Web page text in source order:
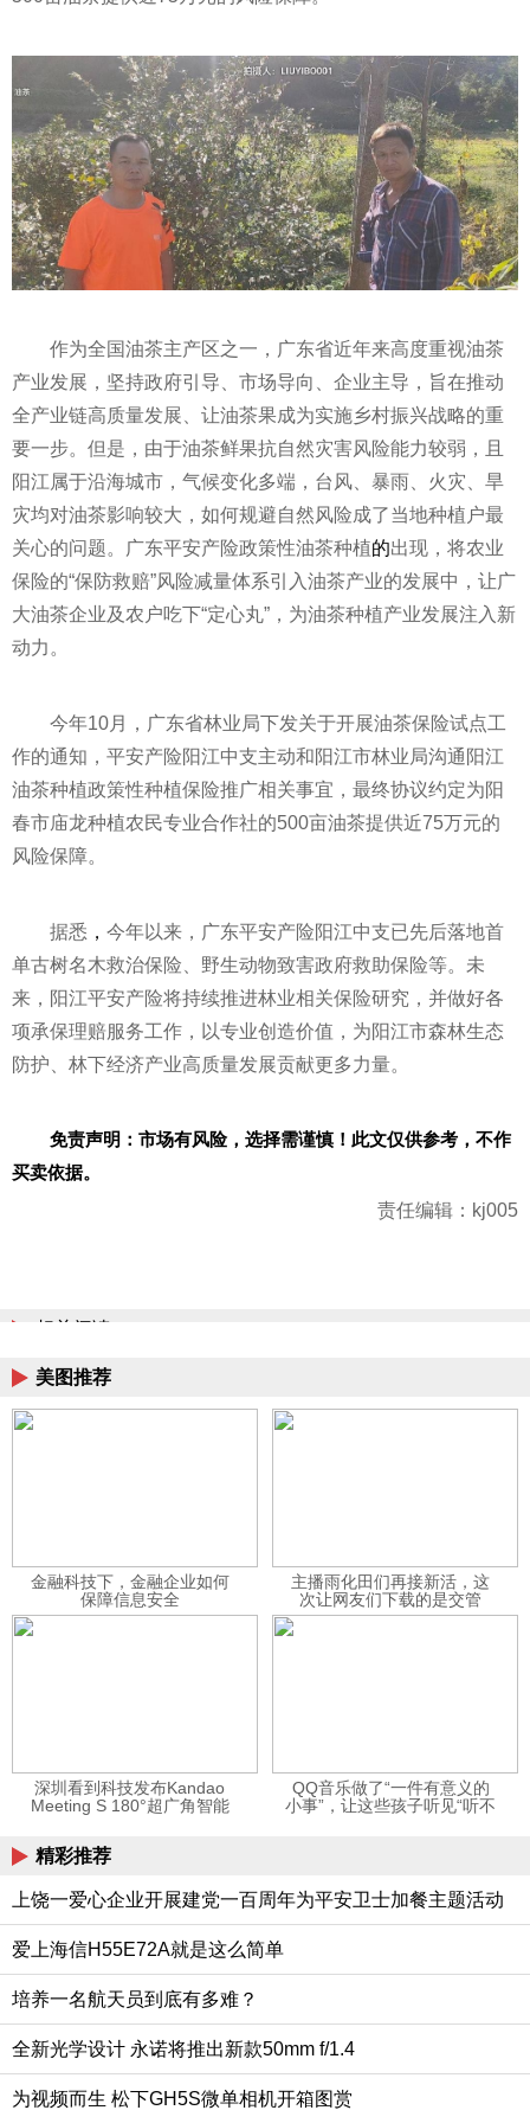
作为全国油茶主产区之一，广东省近年来高度重视油茶
产业发展，坚持政府引导、市场导向、企业主导，旨在推动
全产业链高质量发展、让油茶果成为实施乡村振兴战略的重
要一步。但是，由于油茶鲜果抗自然灾害风险能力较弱，且
阳江属于沿海城市，气候变化多端，台风、暴雨、火灾、旱
灾均对油茶影响较大，如何规避自然风险成了当地种植户最
关心的问题。广东平安产险政策性油茶种植的出现，将农业
保险的“保防救赔”风险减量体系引入油茶产业的发展中，让广
大油茶企业及农户吃下“定心丸”，为油茶种植产业发展注入新
动力。
今年10月，广东省林业局下发关于开展油茶保险试点工
作的通知， 平安产险阳江中支主动和阳江市林业局沟通阳江
油茶种植政策性种植保险推广相关事宜，最终协议约定为阳
春市庙龙种植农民专业合作社的500亩油茶提供近75万元的
风险保障。
据悉 ， 今年以来，广东平安产险阳江中支已先后落地首
单古树名木救治保险、野生动物致害政府救助保险等。未
来，阳江平安产险将持续推进林业相关保险研究，并做好各
项承保理赔服务工作，以专业创造价值，为阳江市森林生态
防护、林下经济产业高质量发展贡献更多力量。
免责声明：市场有风险，选择需谨慎！此文仅供参考，不作
买卖依据。
责任编辑：kj005
相关阅读
美图推荐
金融科技下，金融企业如何
保障信息安全
主播雨化田们再接新活，这
次让网友们下载的是交管
12123APP
深圳看到科技发布Kandao
Meeting S 180°超广角智能
QQ音乐做了“一件有意义的
小事”，让这些孩子听见“听不
精彩推荐
上饶一爱心企业开展建党一百周年为平安卫士加餐主题活动
爱上海信H55E72A就是这么简单
培养一名航天员到底有多难？
全新光学设计 永诺将推出新款50mm f/1.4
为视频而生 松下GH5S微单相机开箱图赏